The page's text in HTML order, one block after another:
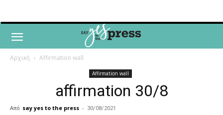
Αρχική Affirmation wall
Affirmation wall
affirmation 30/8
Από say yes to the press - 30/08/2021